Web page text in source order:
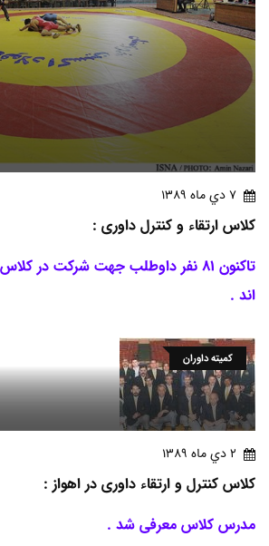
7 دي ماه 1389
کلاس ارتقاء و کنترل داوری :
تاکنون 81 نفر داوطلب جهت شرکت در
اند .
کمیته داوران
2 دي ماه 1389
کلاس کنترل و ارتقاء داوری در اهواز :
مدرس کلاس معرفی شد .